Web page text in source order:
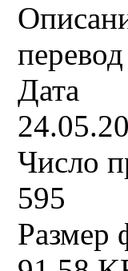
Дата
Число
595
Размер